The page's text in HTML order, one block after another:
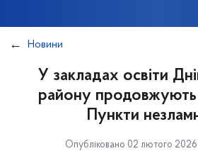
Новини
У закладах освіти
району
Пункти
Опубліковано 02 лютого